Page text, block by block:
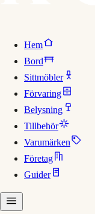
Hem
Bord
Sittmöbler
Förvaring
Belysning
Tillbehör
Varumärken
Företag
Guider